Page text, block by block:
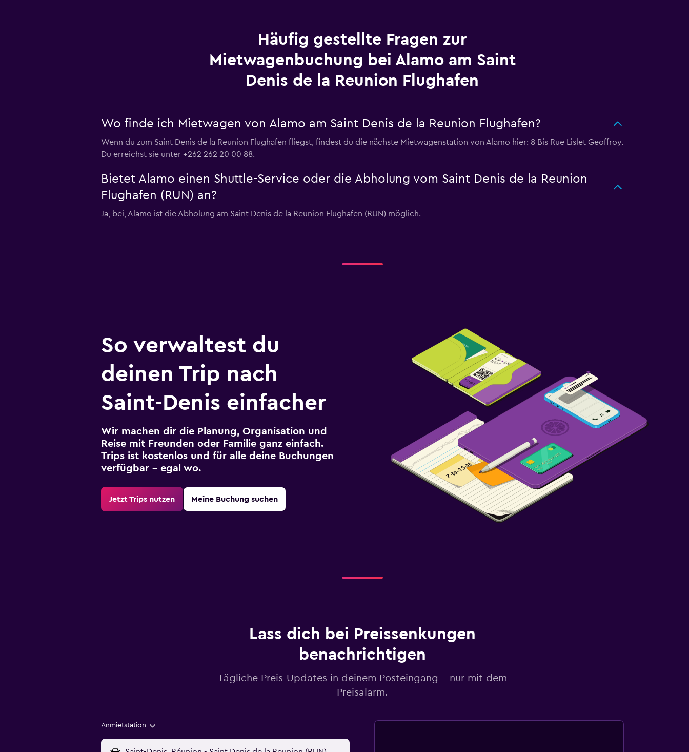
Häufig gestellte Fragen zur
Mietwagenbuchung bei Alamo am Saint
Denis de la Reunion Flughafen
Wo finde ich Mietwagen von Alamo am Saint Denis de la Reunion Flughafen?
Wenn du zum Saint Denis de la Reunion Flughafen fliegst, findest du die nächste Mietwagenstation von Alamo hier: 8 Bis Rue Lislet Geoffroy.
Du erreichst sie unter +262 262 20 00 88.
Bietet Alamo einen Shuttle-Service oder die Abholung vom Saint Denis de la Reunion
Flughafen (RUN) an?
Ja, bei, Alamo ist die Abholung am Saint Denis de la Reunion Flughafen (RUN) möglich.
So verwaltest du
deinen Trip nach
Saint-Denis einfacher
Wir machen dir die Planung, Organisation und
Reise mit Freunden oder Familie ganz einfach.
Trips ist kostenlos und für alle deine Buchungen
verfügbar – egal wo.
Jetzt Trips nutzen Meine Buchung suchen
Lass dich bei Preissenkungen
benachrichtigen
Tägliche Preis-Updates in deinem Posteingang – nur mit dem
Preisalarm.
Anmietstation